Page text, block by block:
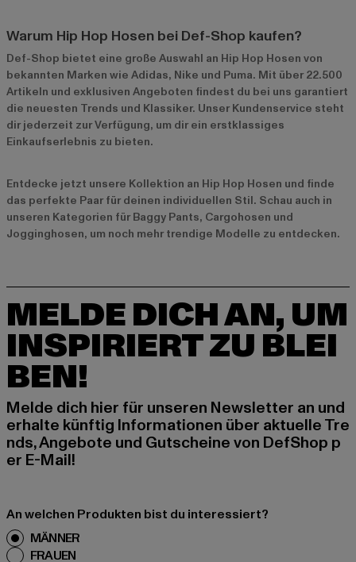
Warum Hip Hop Hosen bei Def-Shop kaufen?
Def-Shop bietet eine große Auswahl an Hip Hop Hosen von
bekannten Marken wie Adidas, Nike und Puma. Mit über 22.500
Artikeln und exklusiven Angeboten findest du bei uns garantiert
die neuesten Trends und Klassiker. Unser Kundenservice steht
dir jederzeit zur Verfügung, um dir ein erstklassiges
Einkaufserlebnis zu bieten.
Entdecke jetzt unsere Kollektion an Hip Hop Hosen und finde
das perfekte Paar für deinen individuellen Stil. Schau auch in
unseren Kategorien für Baggy Pants, Cargohosen und
Jogginghosen, um noch mehr trendige Modelle zu entdecken.
MELDE DICH AN, UM
INSPIRIERT ZU BLEI
BEN!
Melde dich hier für unseren Newsletter an und
erhalte künftig Informationen über aktuelle Tre
nds, Angebote und Gutscheine von DefShop p
er E-Mail!
An welchen Produkten bist du interessiert?
MÄNNER
FRAUEN